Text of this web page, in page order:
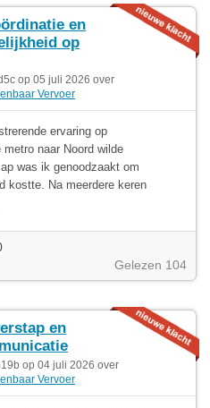
en
op
op 05 juli 2026 over
Vervoer
ervaring op
naar Noord wilde
was ik genoodzaakt om
kostte. Na meerdere keren
Gelezen 104
en
op 04 juli 2026 over
Vervoer